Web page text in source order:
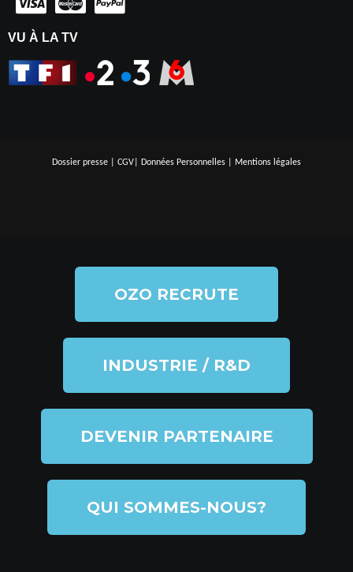
VU À LA TV
Dossier presse CGV Données Personnelles Mentions légales
OZO RECRUTE
INDUSTRIE / R&D
DEVENIR PARTENAIRE
QUI SOMMES-NOUS?